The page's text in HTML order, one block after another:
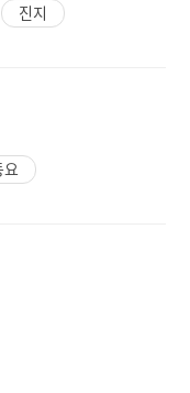
진지
요